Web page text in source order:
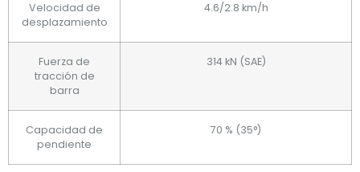
Velocidad de
desplazamiento
4.6/2.8 km/h
Fuerza de
tracción de
barra
314 kN (SAE)
Capacidad de
pendiente
70 % (35°)